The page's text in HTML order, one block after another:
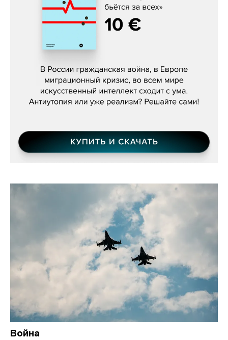
Константин Зарубин, «Наше сердце
Война